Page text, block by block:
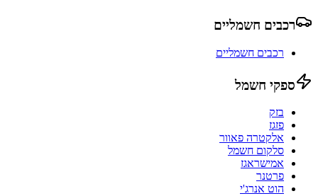
רכבים חשמליים
רכבים חשמליים
ספקי חשמל
בזק
פזגז
אלקטרה פאוור
סלקום חשמל
אמישראגז
פרטנר
הוט אנרג'י